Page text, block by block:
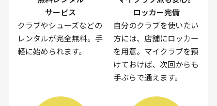
サービス
クラブやシューズなどの
レンタルが完全無料。手
軽に始められます。
ロッカー完備
自分のクラブを使いたい
方には、店舗にロッカー
を用意。マイクラブを預
けておけば、次回からも
手ぶらで通えます。